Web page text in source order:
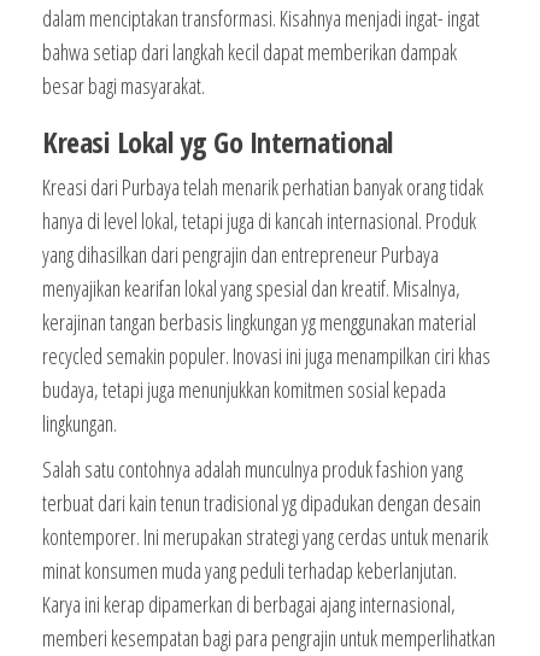
dalam menciptakan transformasi. Kisahnya menjadi ingat- ingat
bahwa setiap dari langkah kecil dapat memberikan dampak
besar bagi masyarakat.
Kreasi Lokal yg Go International
Kreasi dari Purbaya telah menarik perhatian banyak orang tidak
hanya di level lokal, tetapi juga di kancah internasional. Produk
yang dihasilkan dari pengrajin dan entrepreneur Purbaya
menyajikan kearifan lokal yang spesial dan kreatif. Misalnya,
kerajinan tangan berbasis lingkungan yg menggunakan material
recycled semakin populer. Inovasi ini juga menampilkan ciri khas
budaya, tetapi juga menunjukkan komitmen sosial kepada
lingkungan.
Salah satu contohnya adalah munculnya produk fashion yang
terbuat dari kain tenun tradisional yg dipadukan dengan desain
kontemporer. Ini merupakan strategi yang cerdas untuk menarik
minat konsumen muda yang peduli terhadap keberlanjutan.
Karya ini kerap dipamerkan di berbagai ajang internasional,
memberi kesempatan bagi para pengrajin untuk memperlihatkan